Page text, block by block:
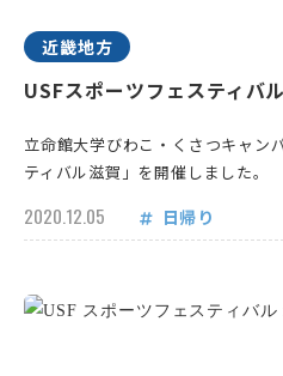
近畿地方
USFスポーツフェスティバ
立命館大学びわこ・くさつキャン
ティバル滋賀」を開催しました。
2020.12.05 日帰り